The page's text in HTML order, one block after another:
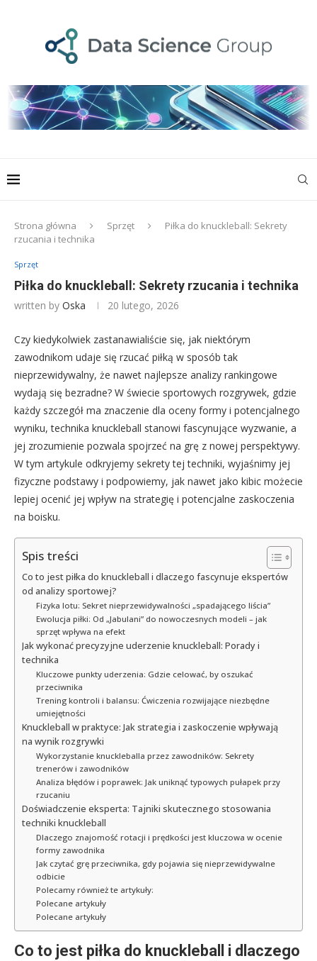
Strona główna Sprzęt
Piłka do knuckleball: Sekrety
rzucania i technika
Sprzęt
Piłka do knuckleball: Sekrety rzucania i technika
written by Oska 20 lutego, 2026
Czy kiedykolwiek zastanawialiście się, jak niektórym
zawodnikom udaje się rzucać piłką w sposób tak
nieprzewidywalny, że nawet najlepsze analizy rankingowe
wydają się bezradne? W świecie sportowych rozgrywek, gdzie
każdy szczegół ma znaczenie dla oceny formy i potencjalnego
wyniku, technika knuckleball stanowi fascynujące wyzwanie, a
jej zrozumienie pozwala spojrzeć na grę z nowej perspektywy.
W tym artykule odkryjemy sekrety tej techniki, wyjaśnimy jej
fizyczne podstawy i podpowiemy, jak nawet jako kibic możecie
lepiej ocenić jej wpływ na strategię i potencjalne zaskoczenia
na boisku.
Spis treści
Co to jest piłka do knuckleball i dlaczego fascynuje ekspertów
od analizy sportowej?
Fizyka lotu: Sekret nieprzewidywalności „spadającego liścia”
Ewolucja piłki: Od „Jabulani” do nowoczesnych modeli – jak
sprzęt wpływa na efekt
Jak wykonać precyzyjne uderzenie knuckleball: Porady i
technika
Kluczowe punkty uderzenia: Gdzie celować, by oszukać
przeciwnika
Trening kontroli i balansu: Ćwiczenia rozwijające niezbędne
umiejętności
Knuckleball w praktyce: Jak strategia i zaskoczenie wpływają
na wynik rozgrywki
Wykorzystanie knuckleballa przez zawodników: Sekrety
trenerów i zawodników
Analiza błędów i poprawek: Jak uniknąć typowych pułapek przy
rzucaniu
Doświadczenie eksperta: Tajniki skutecznego stosowania
techniki knuckleball
Dlaczego znajomość rotacji i prędkości jest kluczowa w ocenie
formy zawodnika
Jak czytać grę przeciwnika, gdy pojawia się nieprzewidywalne
odbicie
Polecamy również te artykuły:
Polecane artykuły
Polecane artykuły
Co to jest piłka do knuckleball i dlaczego